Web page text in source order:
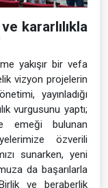
kararlılıkla
yakışır bir vefa
vizyon projelerin
yayınladığı
vurgusunu yaptı;
emeği bulunan
özverili
sunarken, yeni
da başarılarla
ve beraberlik